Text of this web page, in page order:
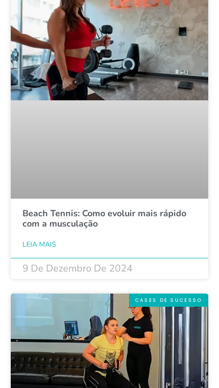
Beach Tennis: Como evoluir mais rápido
com a musculação
LEIA MAIS
9 De Dezembro De 2024
CASES DE SUCESSO